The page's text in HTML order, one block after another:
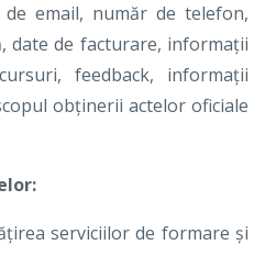
email, număr de telefon,
date de facturare, informații
feedback, informații
obținerii actelor oficiale
serviciilor de formare și